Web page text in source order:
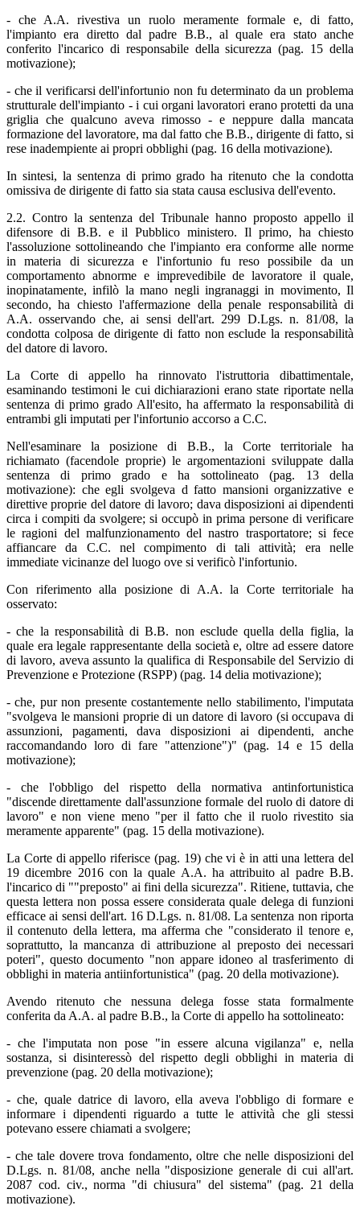
- che A.A. rivestiva un ruolo meramente formale e, di fatto,
l'impianto era diretto dal padre B.B., al quale era stato anche
conferito l'incarico di responsabile della sicurezza (pag. 15 della
motivazione);
- che il verificarsi dell'infortunio non fu determinato da un problema
strutturale dell'impianto - i cui organi lavoratori erano protetti da una
griglia che qualcuno aveva rimosso - e neppure dalla mancata
formazione del lavoratore, ma dal fatto che B.B., dirigente di fatto, si
rese inadempiente ai propri obblighi (pag. 16 della motivazione).
In sintesi, la sentenza di primo grado ha ritenuto che la condotta
omissiva de dirigente di fatto sia stata causa esclusiva dell'evento.
2.2. Contro la sentenza del Tribunale hanno proposto appello il
difensore di B.B. e il Pubblico ministero. Il primo, ha chiesto
l'assoluzione sottolineando che l'impianto era conforme alle norme
in materia di sicurezza e l'infortunio fu reso possibile da un
comportamento abnorme e imprevedibile de lavoratore il quale,
inopinatamente, infilò la mano negli ingranaggi in movimento, Il
secondo, ha chiesto l'affermazione della penale responsabilità di
A.A. osservando che, ai sensi dell'art. 299 D.Lgs. n. 81/08, la
condotta colposa de dirigente di fatto non esclude la responsabilità
del datore di lavoro.
La Corte di appello ha rinnovato l'istruttoria dibattimentale,
esaminando testimoni le cui dichiarazioni erano state riportate nella
sentenza di primo grado All'esito, ha affermato la responsabilità di
entrambi gli imputati per l'infortunio accorso a C.C.
Nell'esaminare la posizione di B.B., la Corte territoriale ha
richiamato (facendole proprie) le argomentazioni sviluppate dalla
sentenza di primo grado e ha sottolineato (pag. 13 della
motivazione): che egli svolgeva d fatto mansioni organizzative e
direttive proprie del datore di lavoro; dava disposizioni ai dipendenti
circa i compiti da svolgere; si occupò in prima persone di verificare
le ragioni del malfunzionamento del nastro trasportatore; si fece
affiancare da C.C. nel compimento di tali attività; era nelle
immediate vicinanze del luogo ove si verificò l'infortunio.
Con riferimento alla posizione di A.A. la Corte territoriale ha
osservato:
- che la responsabilità di B.B. non esclude quella della figlia, la
quale era legale rappresentante della società e, oltre ad essere datore
di lavoro, aveva assunto la qualifica di Responsabile del Servizio di
Prevenzione e Protezione (RSPP) (pag. 14 delia motivazione);
- che, pur non presente costantemente nello stabilimento, l'imputata
"svolgeva le mansioni proprie di un datore di lavoro (si occupava di
assunzioni, pagamenti, dava disposizioni ai dipendenti, anche
raccomandando loro di fare "attenzione")" (pag. 14 e 15 della
motivazione);
- che l'obbligo del rispetto della normativa antinfortunistica
"discende direttamente dall'assunzione formale del ruolo di datore di
lavoro" e non viene meno "per il fatto che il ruolo rivestito sia
meramente apparente" (pag. 15 della motivazione).
La Corte di appello riferisce (pag. 19) che vi è in atti una lettera del
19 dicembre 2016 con la quale A.A. ha attribuito al padre B.B.
l'incarico di ""preposto" ai fini della sicurezza". Ritiene, tuttavia, che
questa lettera non possa essere considerata quale delega di funzioni
efficace ai sensi dell'art. 16 D.Lgs. n. 81/08. La sentenza non riporta
il contenuto della lettera, ma afferma che "considerato il tenore e,
soprattutto, la mancanza di attribuzione al preposto dei necessari
poteri", questo documento "non appare idoneo al trasferimento di
obblighi in materia antiinfortunistica" (pag. 20 della motivazione).
Avendo ritenuto che nessuna delega fosse stata formalmente
conferita da A.A. al padre B.B., la Corte di appello ha sottolineato:
- che l'imputata non pose "in essere alcuna vigilanza" e, nella
sostanza, si disinteressò del rispetto degli obblighi in materia di
prevenzione (pag. 20 della motivazione);
- che, quale datrice di lavoro, ella aveva l'obbligo di formare e
informare i dipendenti riguardo a tutte le attività che gli stessi
potevano essere chiamati a svolgere;
- che tale dovere trova fondamento, oltre che nelle disposizioni del
D.Lgs. n. 81/08, anche nella "disposizione generale di cui all'art.
2087 cod. civ., norma "di chiusura" del sistema" (pag. 21 della
motivazione).